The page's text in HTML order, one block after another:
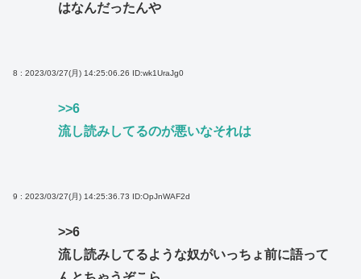
はなんだったんや
8 : 2023/03/27(月) 14:25:06.26 ID:wk1UraJg0
>>6
流し読みしてるのが悪いなそれは
9 : 2023/03/27(月) 14:25:36.73 ID:OpJnWAF2d
>>6
流し読みしてるような奴がいっちょ前に語って